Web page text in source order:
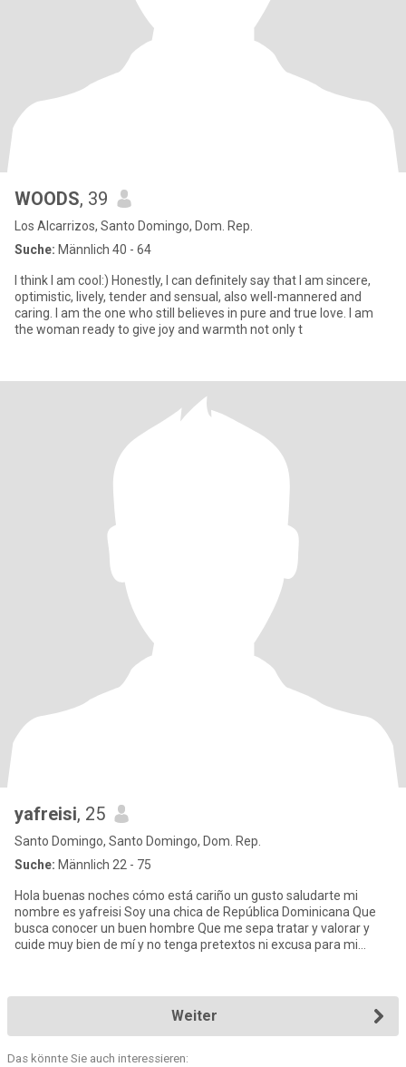
WOODS, 39
Los Alcarrizos, Santo Domingo, Dom. Rep.
Suche: Männlich 40 - 64
I think I am cool:) Honestly, I can definitely say that I am sincere,
optimistic, lively, tender and sensual, also well-mannered and
caring. I am the one who still believes in pure and true love. I am
the woman ready to give joy and warmth not only t
yafreisi, 25
Santo Domingo, Santo Domingo, Dom. Rep.
Suche: Männlich 22 - 75
Hola buenas noches cómo está cariño un gusto saludarte mi
nombre es yafreisi Soy una chica de República Dominicana Que
busca conocer un buen hombre Que me sepa tratar y valorar y
cuide muy bien de mí y no tenga pretextos ni excusa para mi
Weiter
Das könnte Sie auch interessieren: